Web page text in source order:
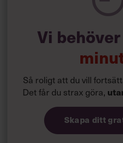
Vi
Så roligt att du vill
Det får du strax göra,
Skapa ditt